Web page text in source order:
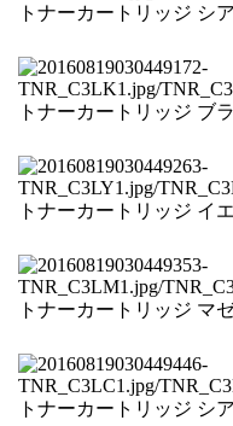
トナーカートリッジ シ
トナーカートリッジ ブ
トナーカートリッジ イ
トナーカートリッジ マ
トナーカートリッジ シ